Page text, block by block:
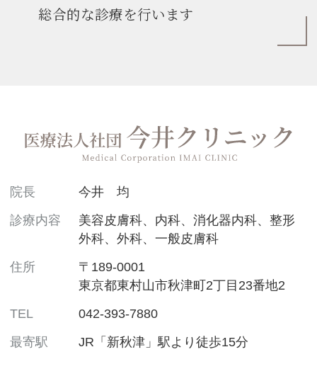
総合的な診療を行います
院長
今井 均
診療内容
美容皮膚科、内科、消化器内科、整形
外科、外科、一般皮膚科
住所
〒189-0001
東京都東村山市秋津町2丁目23番地2
TEL
042-393-7880
最寄駅
JR「新秋津」駅より徒歩15分